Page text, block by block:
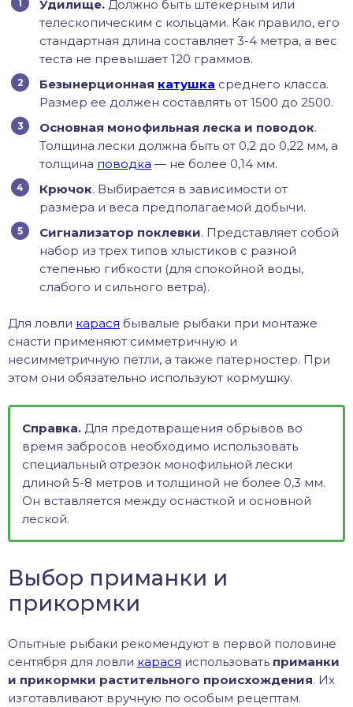
Удилище. Должно быть штекерным или
телескопическим с кольцами. Как правило, его
стандартная длина составляет 3-4 метра, а вес
теста не превышает 120 граммов.
Безынерционная катушка среднего класса.
Размер ее должен составлять от 1500 до 2500.
Основная монофильная леска и поводок.
Толщина лески должна быть от 0,2 до 0,22 мм, а
толщина поводка — не более 0,14 мм.
Крючок. Выбирается в зависимости от
размера и веса предполагаемой добычи.
Сигнализатор поклевки. Представляет собой
набор из трех типов хлыстиков с разной
степенью гибкости (для спокойной воды,
слабого и сильного ветра).
Для ловли карася бывалые рыбаки при монтаже
снасти применяют симметричную и
несимметричную петли, а также патерностер. При
этом они обязательно используют кормушку.
Справка. Для предотвращения обрывов во
время забросов необходимо использовать
специальный отрезок монофильной лески
длиной 5-8 метров и толщиной не более 0,3 мм.
Он вставляется между оснасткой и основной
леской.
Выбор приманки и
прикормки
Опытные рыбаки рекомендуют в первой половине
сентября для ловли карася использовать приманки
и прикормки растительного происхождения. Их
изготавливают вручную по особым рецептам.